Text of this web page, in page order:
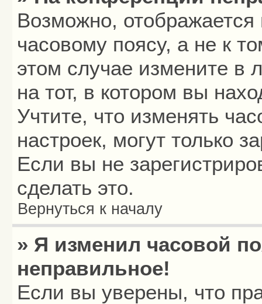
Возможно,
часовому поясу, а не к
этом случае измените в
на тот, в котором вы
Учтите, что изменять
настроек, могут только
Если вы не
сделать это.
Вернуться к началу
» Я изменил часовой
неправильное!
Если вы уверены, что